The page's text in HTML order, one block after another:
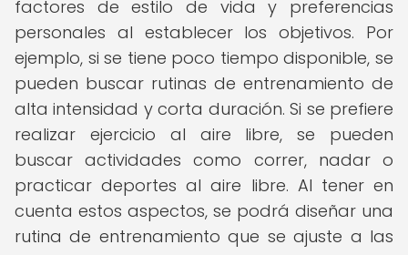
factores de estilo de vida y preferencias
personales al establecer los objetivos. Por
ejemplo, si se tiene poco tiempo disponible, se
pueden buscar rutinas de entrenamiento de
alta intensidad y corta duración. Si se prefiere
realizar ejercicio al aire libre, se pueden
buscar actividades como correr, nadar o
practicar deportes al aire libre. Al tener en
cuenta estos aspectos, se podrá diseñar una
rutina de entrenamiento que se ajuste a las